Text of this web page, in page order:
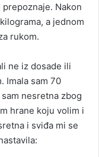
Nakon
a jednom
rukom.
ne iz dosade ili
Imala sam 70
nesretna zbog
hrane koju volim i
i sviđa mi se